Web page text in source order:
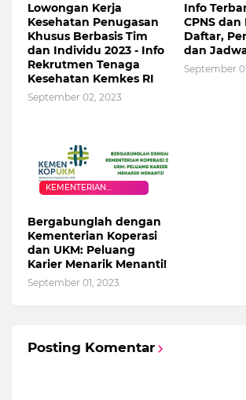
Lowongan Kerja
Kesehatan Penugasan
Khusus Berbasis Tim
dan Individu 2023 - Info
Rekrutmen Tenaga
Kesehatan Kemkes RI
September 02, 2023
Info
CPNS dan
Daftar,
dan
September
KEMENTERIAN
Bergabunglah dengan
Kementerian Koperasi
dan UKM: Peluang
Karier Menarik Menanti!
September 01, 2023
Posting Komentar